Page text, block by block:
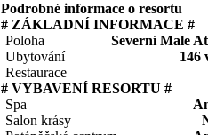
Podrobné informace o resortu
# ZÁKLADNÍ INFORMACE #
Poloha
Severní Male
Ubytování
146
Restaurace
# VYBAVENÍ RESORTU #
Spa
Salon krásy